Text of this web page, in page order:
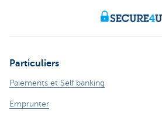
Particuliers
Paiements et Self banking
Emprunter